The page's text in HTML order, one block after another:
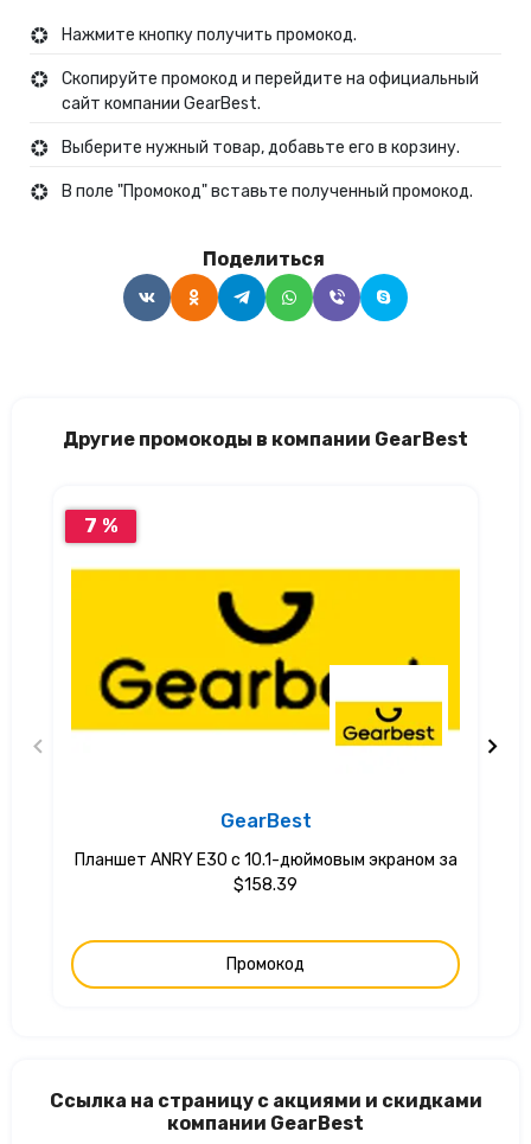
Нажмите кнопку получить промокод.
Скопируйте промокод и перейдите на официальный
сайт компании GearBest.
Выберите нужный товар, добавьте его в корзину.
В поле "Промокод" вставьте полученный промокод.
Поделиться
Другие промокоды в компании GearBest
7 %
GearBest
Планшет ANRY E30 с 10.1-дюймовым экраном за
$158.39
Промокод
Ссылка на страницу с акциями и скидками
компании GearBest